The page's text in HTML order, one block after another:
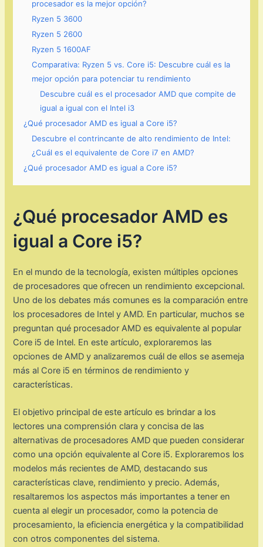
procesador es la mejor opción?
Ryzen 5 3600
Ryzen 5 2600
Ryzen 5 1600AF
Comparativa: Ryzen 5 vs. Core i5: Descubre cuál es la
mejor opción para potenciar tu rendimiento
Descubre cuál es el procesador AMD que compite de
igual a igual con el Intel i3
¿Qué procesador AMD es igual a Core i5?
Descubre el contrincante de alto rendimiento de Intel:
¿Cuál es el equivalente de Core i7 en AMD?
¿Qué procesador AMD es igual a Core i5?
¿Qué procesador AMD es
igual a Core i5?
En el mundo de la tecnología, existen múltiples opciones
de procesadores que ofrecen un rendimiento excepcional.
Uno de los debates más comunes es la comparación entre
los procesadores de Intel y AMD. En particular, muchos se
preguntan qué procesador AMD es equivalente al popular
Core i5 de Intel. En este artículo, exploraremos las
opciones de AMD y analizaremos cuál de ellos se asemeja
más al Core i5 en términos de rendimiento y
características.
El objetivo principal de este artículo es brindar a los
lectores una comprensión clara y concisa de las
alternativas de procesadores AMD que pueden considerar
como una opción equivalente al Core i5. Exploraremos los
modelos más recientes de AMD, destacando sus
características clave, rendimiento y precio. Además,
resaltaremos los aspectos más importantes a tener en
cuenta al elegir un procesador, como la potencia de
procesamiento, la eficiencia energética y la compatibilidad
con otros componentes del sistema.